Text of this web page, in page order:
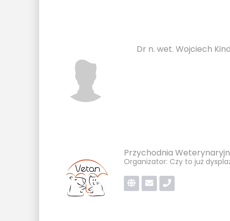
Dr n. wet. Wojciech
Przychodnia
Organizator: Czy to już